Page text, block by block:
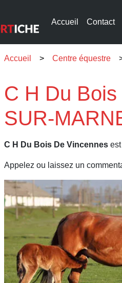
Accueil Contact
Accueil Centre équestre
C H Du
SUR-
C H Du Bois De Vincennes
Appelez ou laissez un